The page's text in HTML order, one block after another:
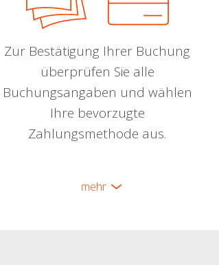
Zur Bestätigung Ihrer Buchung
überprüfen Sie alle
Buchungsangaben und wählen
Ihre bevorzugte
Zahlungsmethode aus.
mehr